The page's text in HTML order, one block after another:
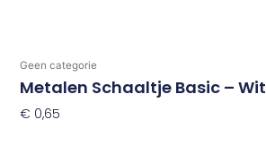
Geen categorie
Metalen Schaaltje Basic – Wit
€ 0,65